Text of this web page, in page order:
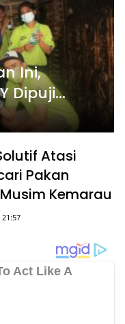
Ini,
Dipuji
Atasi
Pakan
Kemarau